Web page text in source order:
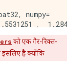
numpy=
,
,
को एक गैर-रिक्त-
है क्योंकि